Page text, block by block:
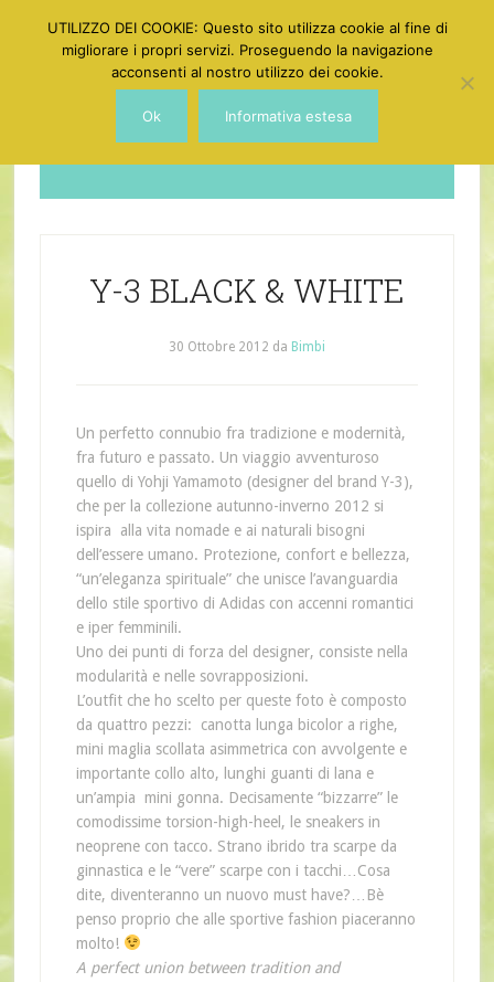
Dotgirl
Y-3 BLACK & WHITE
30 Ottobre 2012 da Bimbi
Un perfetto connubio fra tradizione e modernità,
fra futuro e passato. Un viaggio avventuroso
quello di Yohji Yamamoto (designer del brand Y-3),
che per la collezione autunno-inverno 2012 si
ispira alla vita nomade e ai naturali bisogni
dell’essere umano. Protezione, confort e bellezza,
“un’eleganza spirituale” che unisce l’avanguardia
dello stile sportivo di Adidas con accenni romantici
e iper femminili.
Uno dei punti di forza del designer, consiste nella
modularità e nelle sovrapposizioni.
L’outfit che ho scelto per queste foto è composto
da quattro pezzi: canotta lunga bicolor a righe,
mini maglia scollata asimmetrica con avvolgente e
importante collo alto, lunghi guanti di lana e
un’ampia mini gonna. Decisamente “bizzarre” le
comodissime torsion-high-heel, le sneakers in
neoprene con tacco. Strano ibrido tra scarpe da
ginnastica e le “vere” scarpe con i tacchi…Cosa
dite, diventeranno un nuovo must have?…Bè
penso proprio che alle sportive fashion piaceranno
molto!
A perfect union between tradition and
UTILIZZO DEI COOKIE: Questo sito utilizza cookie al fine di
migliorare i propri servizi. Proseguendo la navigazione
acconsenti al nostro utilizzo dei cookie.
Ok Informativa estesa